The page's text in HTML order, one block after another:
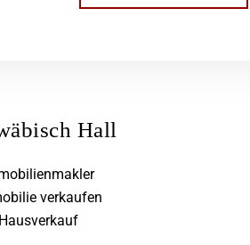
Hall
verkaufen
Hausverkauf